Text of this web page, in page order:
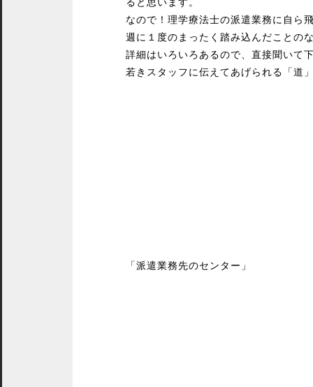
なので！理学療法士の派遣業務に自ら
週に１度のまったく踏み込んだことの
詳細はいろいろあるので、直接聞いて
若きスタッフに伝えてあげられる「道
「派遣業務先のセンター」